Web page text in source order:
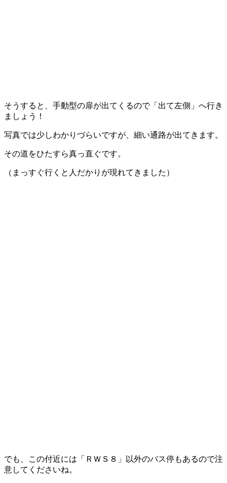
そうすると、手動型の扉が出てくるので「 出て左側 」 へ行き
ましょう！
写真では少しわかりづらいですが、 細い通路が出てきます。
その道をひたすら真っ直ぐです。
（まっすぐ行くと人だかりが現れてきました）
でも、この付近には「 ＲＷＳ８ 」 以外のバス停もあるので注
意してくださいね。